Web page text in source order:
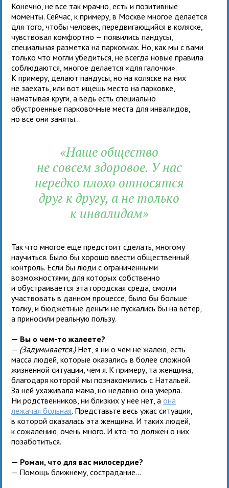
Конечно, не все так мрачно, есть и позитивные
моменты. Сейчас, к примеру, в Москве многое делается
для того, чтобы человек, передвигающийся в коляске,
чувствовал комфортно — появились пандусы,
специальная разметка на парковках. Но, как мы с вами
только что могли убедиться, не всегда новые правила
соблюдаются, многое делается «для галочки».
К примеру, делают пандусы, но на коляске на них
не заехать, или вот ищешь место на парковке,
наматывая круги, а ведь есть специально
обустроенные парковочные места для инвалидов,
но все они заняты...
«Наше общество
не совсем здоровое. У нас
нередко плохо относятся
друг к другу, а не только
к инвалидам»
Так что многое еще предстоит сделать, многому
научиться. Было бы хорошо ввести общественный
контроль. Если бы люди с ограниченными
возможностями, для которых собственно
и обустраивается эта городская среда, смогли
участвовать в данном процессе, было бы больше
толку, и бюджетные деньги не пускались бы на ветер,
а приносили реальную пользу.
— Вы о чем-то жалеете?
— (Задумывается.)Нет, я ни о чем не жалею, есть
масса людей, которые оказались в более сложной
жизненной ситуации, чем я. К примеру, та женщина,
благодаря которой мы познакомились с Натальей.
За ней ухаживала мама, но недавно она умерла.
Ни родственников, ни близких у нее нет, аона
лежачая больная. Представьте весь ужас ситуации,
в которой оказалась эта женщина. И таких людей,
к сожалению, очень много. И кто-то должен о них
позаботиться.
— Роман, что для вас милосердие?
— Помощь ближнему, сострадание...